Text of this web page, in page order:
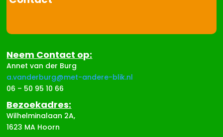
Neem Contact op:
Annet van der Burg
a.vanderburg@met-andere-blik.nl
06 – 50 95 10 66
Bezoekadres:
Wilhelminalaan 2A,
1623 MA Hoorn